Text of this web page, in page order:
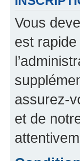
Vous
est
assurez-
et de